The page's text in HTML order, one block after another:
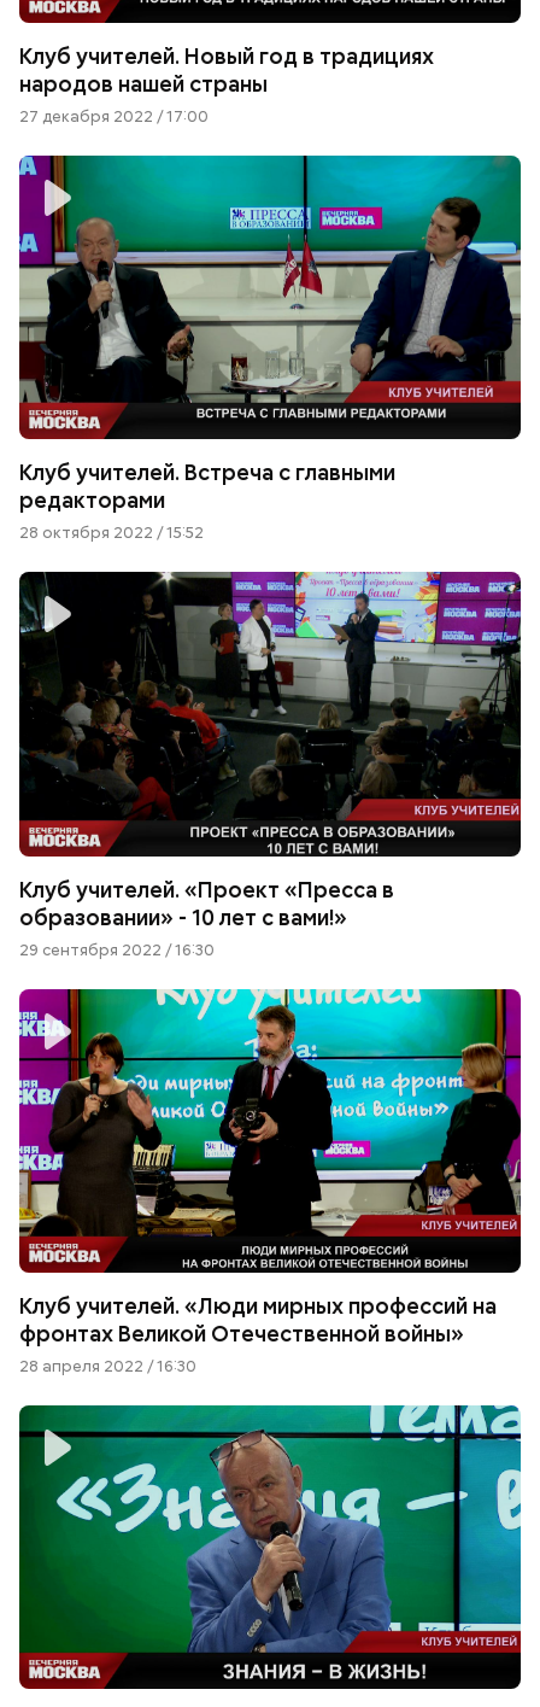
Клуб учителей. Новый год в традициях
народов нашей страны
27 декабря 2022 / 17:00
Клуб учителей. Встреча с главными
редакторами
28 октября 2022 / 15:52
Клуб учителей. «Проект «Пресса в
образовании» - 10 лет с вами!»
29 сентября 2022 / 16:30
Клуб учителей. «Люди мирных профессий на
фронтах Великой Отечественной войны»
28 апреля 2022 / 16:30